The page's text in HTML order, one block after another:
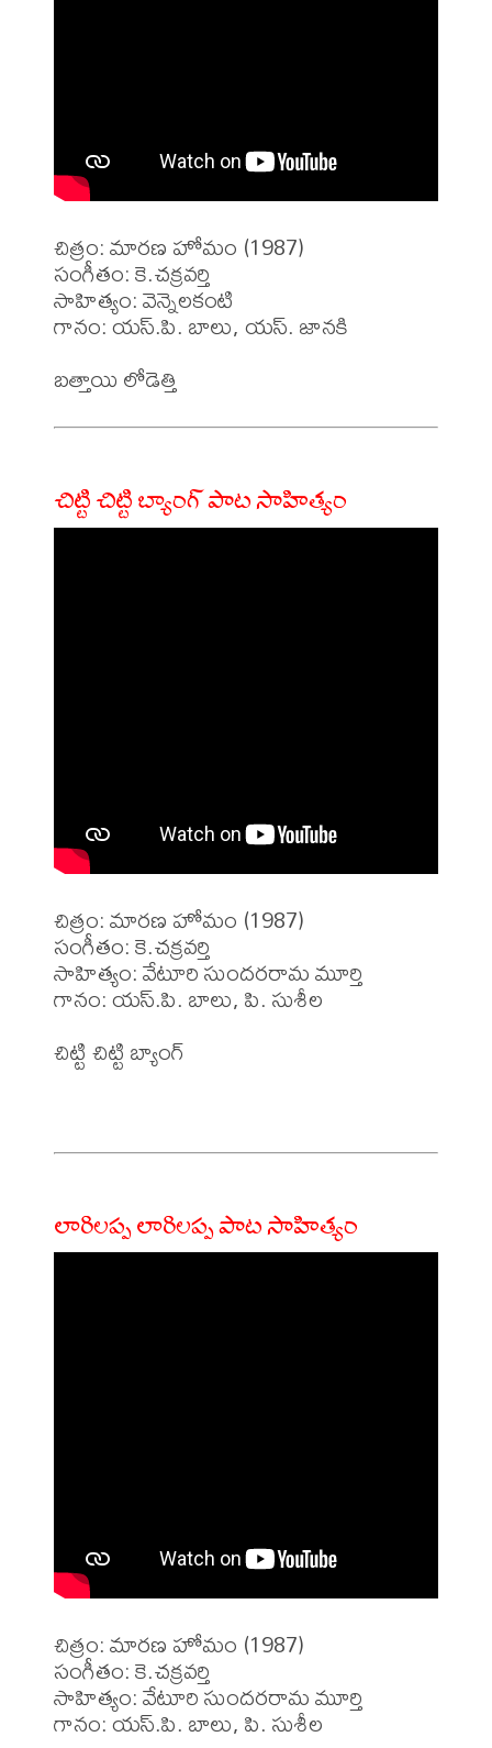
చిత్రం: మారణ హోమం (1987)
సంగీతం: కె.చక్రవర్తి
సాహిత్యం: వెన్నెలకంటి
గానం: యస్.పి. బాలు, యస్. జానకి
చిట్టి చిట్టి బ్యాంగ్ పాట సాహిత్యం
చిత్రం: మారణ హోమం (1987)
సంగీతం: కె.చక్రవర్తి
సాహిత్యం: వేటూరి సుందరరామ మూర్తి
గానం: యస్.పి. బాలు, పి. సుశీల
చిట్టి చిట్టి బ్యాంగ్
లారిలప్ప లారిలప్ప పాట సాహిత్యం
చిత్రం: మారణ హోమం (1987)
సంగీతం: కె.చక్రవర్తి
సాహిత్యం: వేటూరి సుందరరామ మూర్తి
గానం: యస్.పి. బాలు, పి. సుశీల